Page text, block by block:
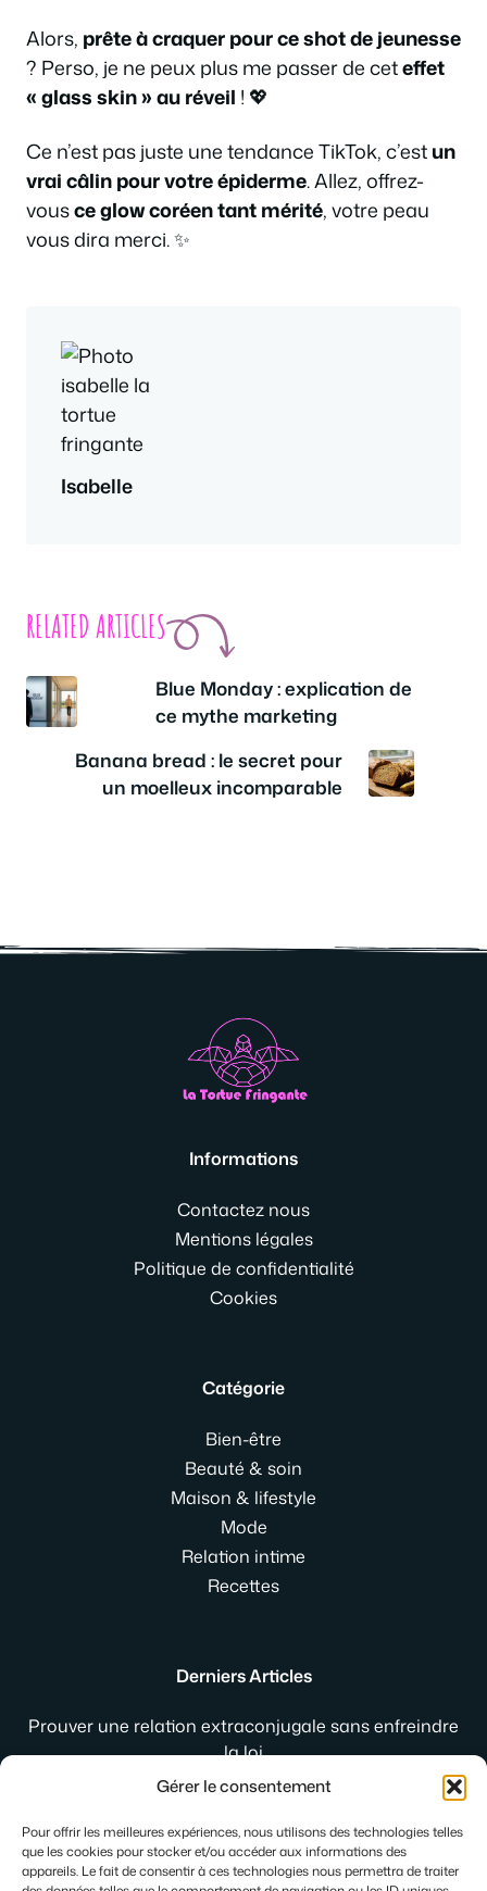
Gérer le consentement
Pour offrir les meilleures expériences, nous utilisons des technologies telles
que les cookies pour stocker et/ou accéder aux informations des
appareils. Le fait de consentir à ces technologies nous permettra de traiter
Alors, prête à craquer pour ce shot de jeunesse
? Perso, je ne peux plus me passer de ceteffet
« glass skin » au réveil ! 💖
Ce n’est pas juste une tendance TikTok, c’estun
vrai câlin pour votre épiderme. Allez, offrez-
vousce glow coréen tant mérité, votre peau
vous dira merci. ✨
Isabelle
RELATED ARTICLES
Blue Monday : explication de
ce mythe marketing
Banana bread : le secret pour
un moelleux incomparable
Informations
Contactez nous
Mentions légales
Politique de confidentialité
Cookies
Catégorie
Bien-être
Beauté & soin
Maison & lifestyle
Mode
Relation intime
Recettes
Derniers Articles
Prouver une relation extraconjugale sans enfreindre
la loi
Jogging de ville femme : comment le porter avec style
Gleese : la plateforme qui réinvente les rencontres
intimes